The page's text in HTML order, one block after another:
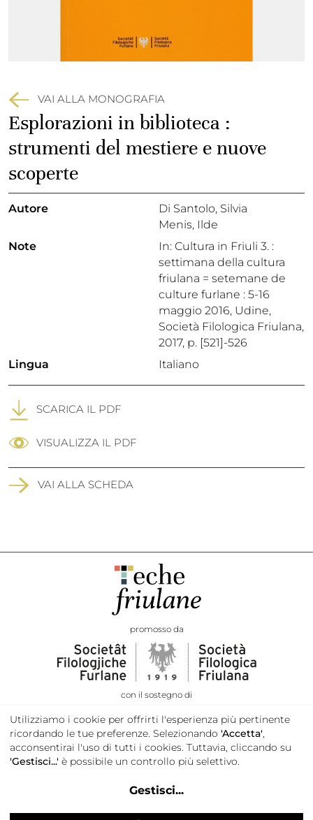
VAI ALLA MONOGRAFIA
Esplorazioni in biblioteca :
strumenti del mestiere e nuove
scoperte
Autore
Di Santolo, Silvia
Menis, Ilde
Note
In: Cultura in Friuli 3. :
settimana della cultura
friulana = setemane de
culture furlane : 5-16
maggio 2016, Udine,
Società Filologica Friulana,
2017, p. [521]-526
Lingua
Italiano
SCARICA IL PDF
VISUALIZZA IL PDF
VAI ALLA SCHEDA
promosso da
con il sostegno di
Utilizziamo i cookie per offrirti l'esperienza più pertinente
ricordando le tue preferenze. Selezionando 'Accetta',
acconsentirai l'uso di tutti i cookies. Tuttavia, cliccando su
'Gestisci...' è possibile un controllo più selettivo.
Gestisci...